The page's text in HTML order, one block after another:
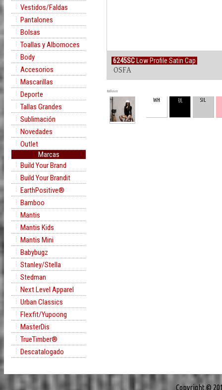
Vestidos/Faldas
Pantalones
Bolsas
Toallas y Albornoces
Body
Accesorios
Mascarillas
Deporte
Tallas Grandes
Sublimación
Novedades
Outlet
Marcas
Build Your Brand
Build Your Brandit
EarthPositive®
Bamboo
Mantis
Mantis Kids
Mantis Mini
Babybugz
Stanley/Stella
Stedman
Next Level Apparel
Urban Classics
Flexfit/Yupoong
MasterDis
TrueTimber®
Descatalogado
6245SC Low Profile Satin Cap
OSFA
Rollover
WH BL SIL
Copyright ©